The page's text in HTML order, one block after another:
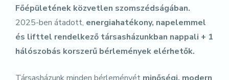
Főépületének közvetlen szomszédságában.
2025-ben átadott, energiahatékony, napelemmel
és lifttel rendelkező társasházunkban nappali + 1
hálószobás korszerű bérlemények elérhetők.